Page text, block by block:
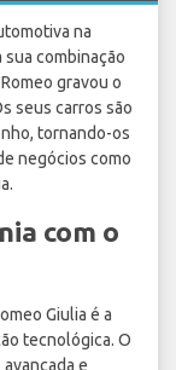
na
sua combinação
gravou o
seus carros são
tornando-os
negócios como
com o
Giulia é a
tecnológica. O
e